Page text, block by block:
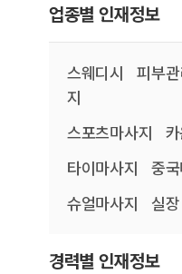
업종별 인재정보
스웨디시 피부관
지
스포츠마사지
카
타이마사지
중국
슈얼마사지
실장
경력별 인재정보